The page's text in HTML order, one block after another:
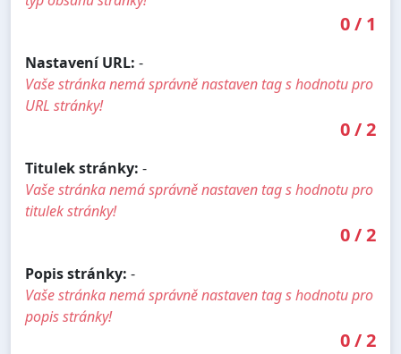
0/ 1
Nastavení URL: -
Vaše stránka nemá správně nastaven tag s hodnotu pro
URL stránky!
0/2
Titulek stránky: -
Vaše stránka nemá správně nastaven tag s hodnotu pro
titulek stránky!
0/2
Popis stránky: -
Vaše stránka nemá správně nastaven tag s hodnotu pro
popis stránky!
0/2